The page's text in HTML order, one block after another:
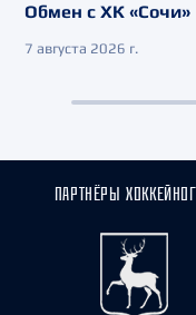
Обмен с ХК «Сочи»
7 августа 2026 г.
ПАРТНЁРЫ